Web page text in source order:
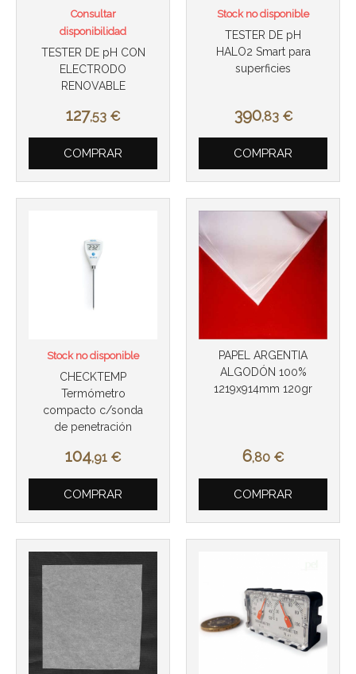
TESTER DE pH CON
ELECTRODO
RENOVABLE
127,53 €
Consultar
disponibilidad
COMPRAR
TESTER DE pH
HALO2 Smart para
superficies
390,83 €
Stock no disponible
COMPRAR
CHECKTEMP
Termómetro
compacto c/sonda
de penetración
104,91 €
Stock no disponible
COMPRAR
PAPEL ARGENTIA
ALGODÓN 100%
1219x914mm 120gr
6,80 €
COMPRAR
Más info
Más info Más info